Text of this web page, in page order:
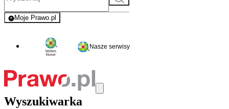
Moje Prawo.pl
- rejestracja i logowanie do serwisu
Nasze serwisy
Wyszukiwarka